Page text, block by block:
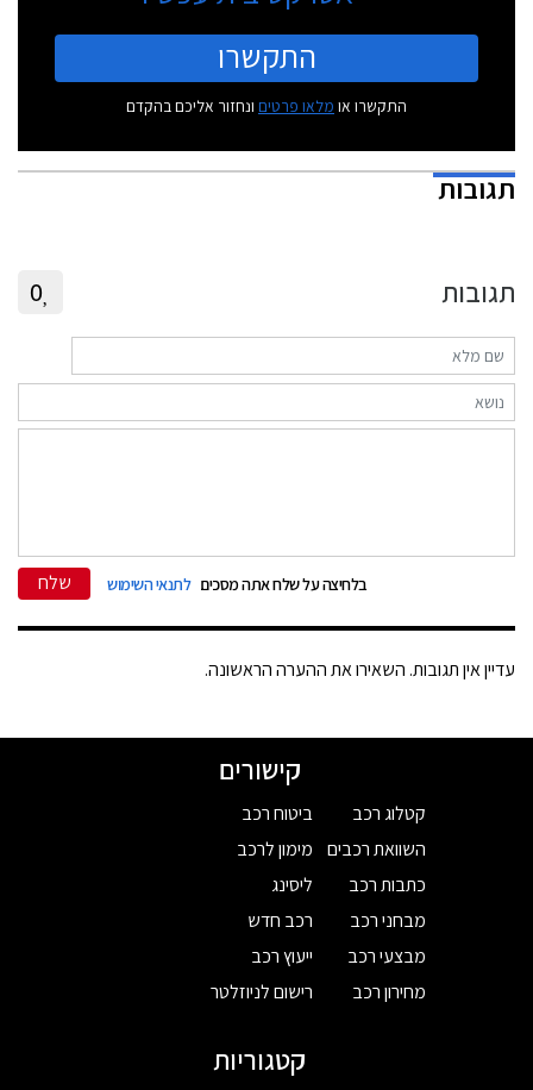
התקשרו
התקשרו או מלאו פרטים ונחזור אליכם בהקדם
תגובות
תגובות 0
בלחיצה על שלח אתה מסכים לתנאי השימוש שלח
עדיין אין תגובות. השאירו את ההערה הראשונה.
קישורים
קטלוג רכב
השוואת רכבים
כתבות רכב
מבחני רכב
מבצעי רכב
מחירון רכב
ביטוח רכב
מימון לרכב
ליסינג
רכב חדש
ייעוץ רכב
רישום לניוזלטר
קטגוריות